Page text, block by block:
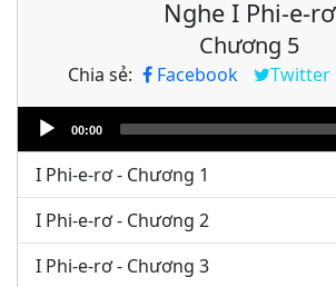
Nghe I Phi-e-rơ
Chương 5
Chia sẻ: Facebook Twitter
Audio
Player
00:00
I Phi-e-rơ - Chương 1
I Phi-e-rơ - Chương 2
I Phi-e-rơ - Chương 3